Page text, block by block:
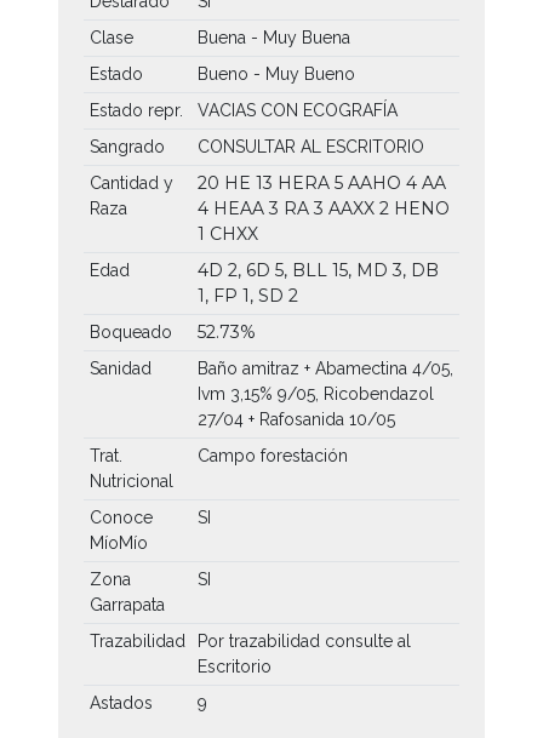
Clase
Buena - Muy Buena
Estado
Bueno - Muy Bueno
Estado repr.
VACIAS CON ECOGRAFÍA
Sangrado
CONSULTAR AL ESCRITORIO
Cantidad y
Raza
20 HE 13 HERA 5 AAHO 4 AA
4 HEAA3 RA 3 AAXX 2 HENO
1 CHXX
Edad
4D 2, 6D 5, BLL 15, MD 3, DB
1, FP 1, SD 2
Boqueado 52.73%
Sanidad
Baño amitraz + Abamectina 4/05,
Ivm 3,15% 9/05, Ricobendazol
27/04 + Rafosanida 10/05
Trat.
Nutricional
Campo forestación
Conoce
MíoMío
SI
Zona
Garrapata
SI
Trazabilidad
Por trazabilidad consulte al
Escritorio
Astados
9